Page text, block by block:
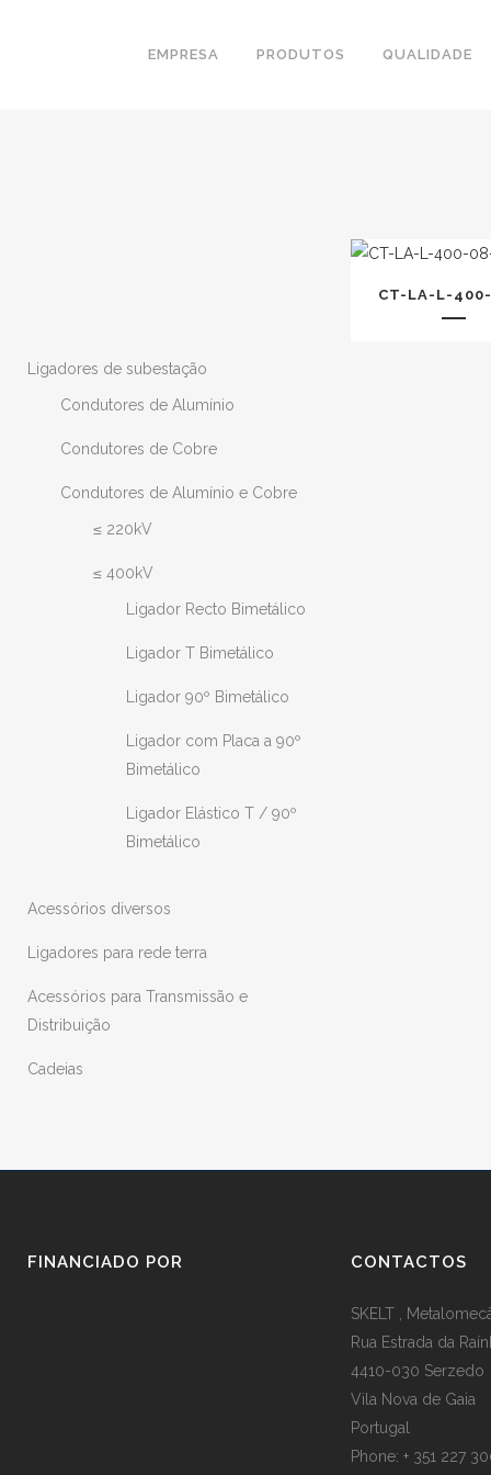
EMPRESA PRODUTOS QUALIDADE
Ligadores de subestação
Condutores de Alumínio
Condutores de Cobre
Condutores de Alumínio e Cobre
≤ 220kV
≤ 400kV
Ligador Recto Bimetálico
Ligador T Bimetálico
Ligador 90º Bimetálico
Ligador com Placa a 90º
Bimetálico
Ligador Elástico T / 90º
Bimetálico
Acessórios diversos
Ligadores para rede terra
Acessórios para Transmissão e
Distribuição
Cadeias
CT-LA-L-
FINANCIADO POR CONTACTOS
SKELT ,
Rua Estrada da
4410-030 Serzedo
Vila Nova de Gaia
Portugal
Phone: + 351 227